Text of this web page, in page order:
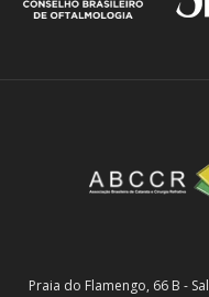
Praia do Flamengo, 66 B -